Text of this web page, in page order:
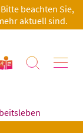
beachten Sie,
aktuell sind.